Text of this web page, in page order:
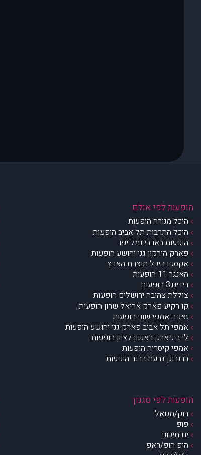
הופעות לפי אולם
היכל מנורה הופעות
היכל התרבות תל אביב הופעות
הופעות בארבי נמל יפו
פארק הירקון גני יהושע הופעות
אקספו היכל תוצרת הארץ
האנגר 11 הופעות
רידינג3 הופעות
צוללת צהובה ירושלים הופעות
קו רקיע פארק אריאל שרון הופעות
זאפה אמפי שוני הופעות
אמפי תל אביב פארק גני יהושע הופעות
לייב פארק ראשון לציון הופעות
אמפי קיסריה הופעות
ברנרוק גבעת ברנר הופעות
הופעות לפי סגנון
רוק/מטאל
פופ
ים תיכוני
היפ הופ/ראפ